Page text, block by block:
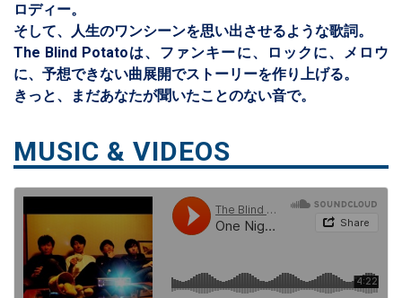
ロディー。
そして、人生のワンシーンを思い出させるような歌詞。
The Blind Potatoは、ファンキーに、ロックに、メロウ
に、予想できない曲展開でストーリーを作り上げる。
きっと、まだあなたが聞いたことのない音で。
MUSIC & VIDEOS